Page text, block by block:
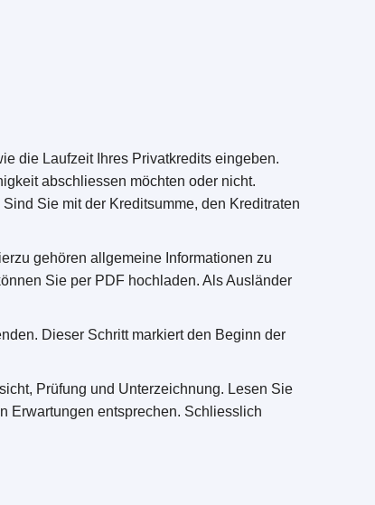
die Laufzeit Ihres Privatkredits eingeben.
abschliessen möchten oder nicht.
Sie mit der Kreditsumme, den Kreditraten
gehören allgemeine Informationen zu
Sie per PDF hochladen. Als Ausländer
Dieser Schritt markiert den Beginn der
Prüfung und Unterzeichnung. Lesen Sie
Erwartungen entsprechen. Schliesslich